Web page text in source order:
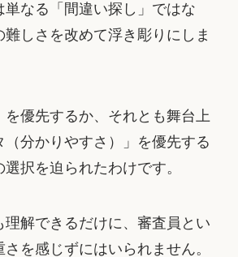
単なる「間違い探し」ではな
難しさを改めて浮き彫りにしま
を優先するか、それとも舞台上
分かりやすさ）」を優先する
択を迫られたわけです。
理解できるだけに、審査員とい
を感じずにはいられません。